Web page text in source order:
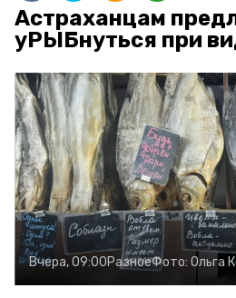
Астраханцам
уРЫБнуться при
Вчера, 09:00РазноеФото: Ольга